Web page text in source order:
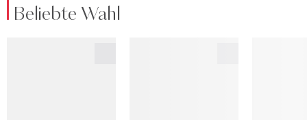
Beliebte Wahl